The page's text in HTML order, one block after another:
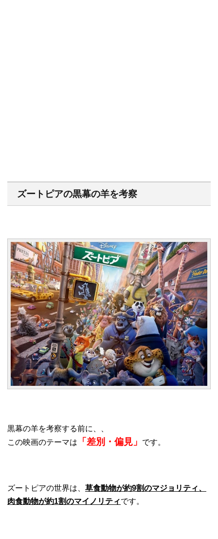
ズートピアの黒幕の羊を考察
黒幕の羊を考察する前に、、
この映画のテーマは
「差別・偏見」 です。
ズートピアの世界は、 草食動物が約9割のマジョリティ、
肉食動物が約1割のマイノリティです。